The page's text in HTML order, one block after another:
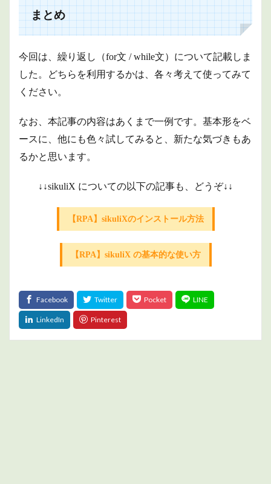
まとめ
今回は、繰り返し（for文 / while文）について記載しま
した。どちらを利用するかは、各々考えて使ってみて
ください。
なお、本記事の内容はあくまで一例です。基本形をベ
ースに、他にも色々試してみると、新たな気づきもあ
るかと思います。
↓↓sikuliX についての以下の記事も、どうぞ↓↓
【RPA】sikuliXのインストール方法
【RPA】sikuliX の基本的な使い方